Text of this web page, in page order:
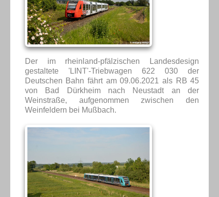
Der im rheinland-pfälzischen Landesdesign
gestaltete 'LINT'-Triebwagen 622 030 der
Deutschen Bahn fährt am 09.06.2021 als RB 45
von Bad Dürkheim nach Neustadt an der
Weinstraße, aufgenommen zwischen den
Weinfeldern bei Mußbach.